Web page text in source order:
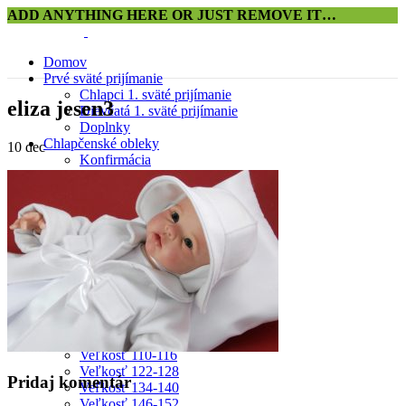
ADD ANYTHING HERE OR JUST REMOVE IT…
Domov
Prvé sväté prijímanie
Chlapci 1. sväté prijímanie
Dievčatá 1. sväté prijímanie
Doplnky
Chlapčenské obleky
Konfirmácia
0-24 mesiacov
2-12 rokov
od 13 rokov
Doplnky
Dievčenské šaty
Konfirmácia
Výpredaj
0-24 mesiacov
Veľkosť 92
Veľkosť 98
Veľkosť 104
Veľkosť 110-116
Veľkosť 122-128
Veľkosť 134-140
eliza jesen3
10 dec
Pridaj komentár